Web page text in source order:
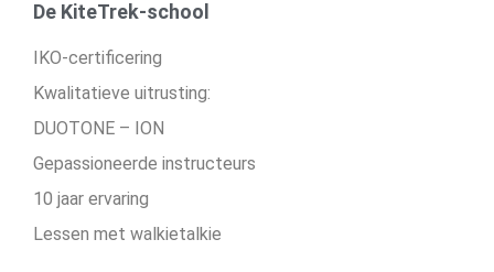
De KiteTrek-school
IKO-certificering
Kwalitatieve uitrusting:
DUOTONE – ION
Gepassioneerde instructeurs
10 jaar ervaring
Lessen met walkietalkie